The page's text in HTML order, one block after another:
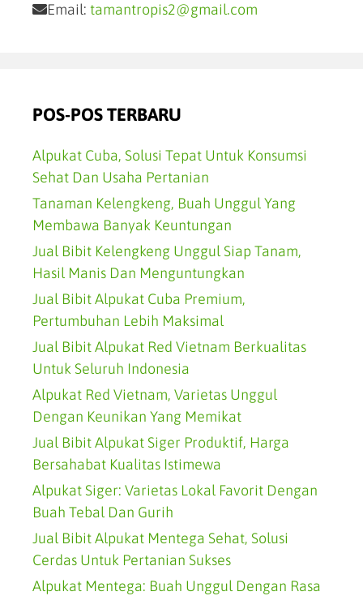
Email: tamantropis2@gmail.com
POS-POS TERBARU
Alpukat Cuba, Solusi Tepat Untuk Konsumsi
Sehat Dan Usaha Pertanian
Tanaman Kelengkeng, Buah Unggul Yang
Membawa Banyak Keuntungan
Jual Bibit Kelengkeng Unggul Siap Tanam,
Hasil Manis Dan Menguntungkan
Jual Bibit Alpukat Cuba Premium,
Pertumbuhan Lebih Maksimal
Jual Bibit Alpukat Red Vietnam Berkualitas
Untuk Seluruh Indonesia
Alpukat Red Vietnam, Varietas Unggul
Dengan Keunikan Yang Memikat
Jual Bibit Alpukat Siger Produktif, Harga
Bersahabat Kualitas Istimewa
Alpukat Siger: Varietas Lokal Favorit Dengan
Buah Tebal Dan Gurih
Jual Bibit Alpukat Mentega Sehat, Solusi
Cerdas Untuk Pertanian Sukses
Alpukat Mentega: Buah Unggul Dengan Rasa